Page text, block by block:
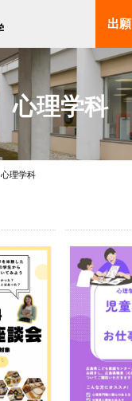
心理学科
心理学科
出願